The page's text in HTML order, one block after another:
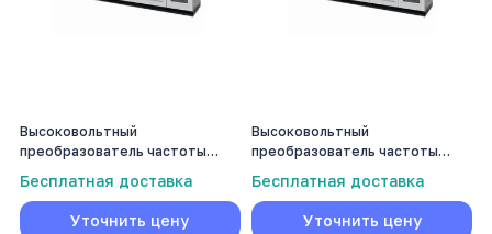
Высоковольтный
преобразователь частоты
Бесплатная доставка
Уточнить цену
Высоковольтный
преобразователь частоты
Бесплатная доставка
Уточнить цену